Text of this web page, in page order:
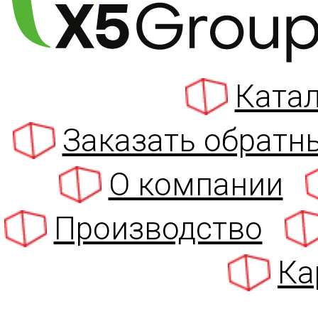
Заказать
О компании
Производство